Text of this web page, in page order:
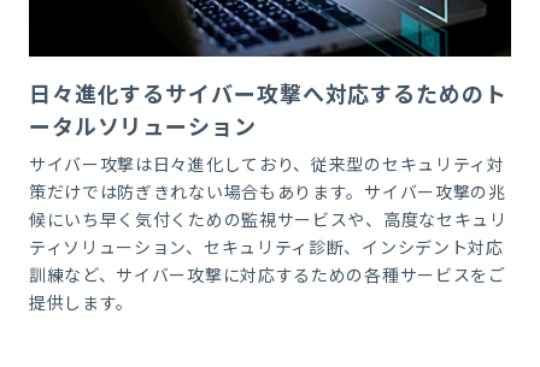
日々進化するサイバー攻撃へ対応するためのト
ータルソリューション
サイバー攻撃は日々進化しており、従来型のセキュリティ対
策だけでは防ぎきれない場合もあります。サイバー攻撃の兆
候にいち早く気付くための監視サービスや、高度なセキュリ
ティソリューション、セキュリティ診断、インシデント対応
訓練など、サイバー攻撃に対応するための各種サービスをご
提供します。